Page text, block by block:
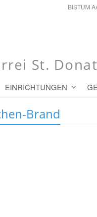
BISTUM
St.
EINRICHTUNGEN
Brand